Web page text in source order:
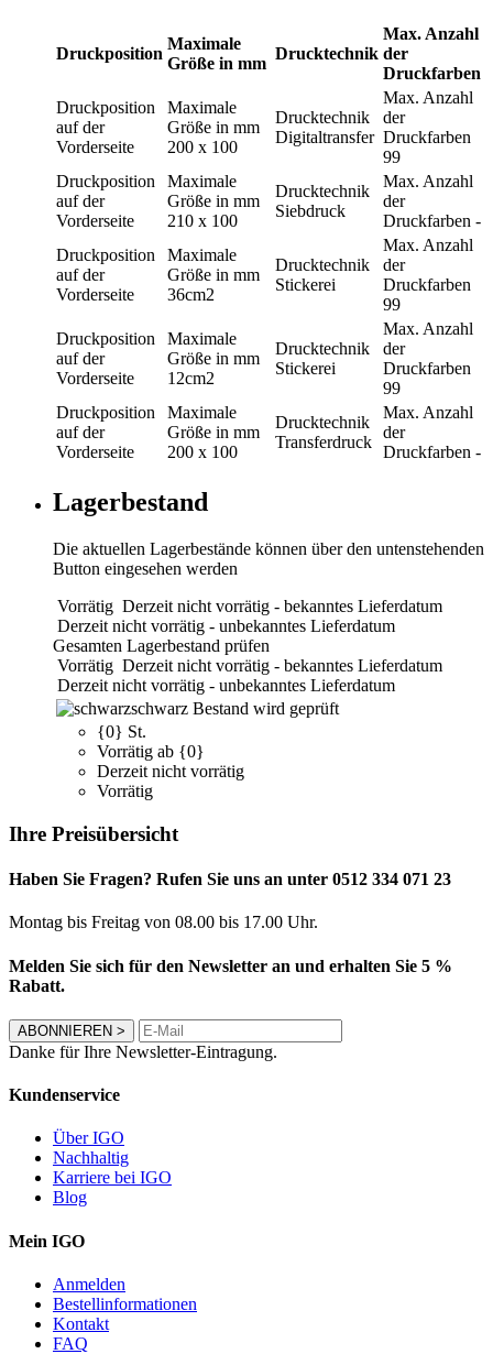
Druckposition
Maximale
Größe in mm
Drucktechnik
Max. Anzahl
der
Druckfarben
Druckposition
auf der
Vorderseite
Maximale
Größe in mm
200 x 100
Drucktechnik
Digitaltransfer
Max. Anzahl
der
Druckfarben
99
Druckposition
auf der
Vorderseite
Maximale
Größe in mm
210 x 100
Drucktechnik
Siebdruck
Max. Anzahl
der
Druckfarben -
Druckposition
auf der
Vorderseite
Maximale
Größe in mm
36cm2
Drucktechnik
Stickerei
Max. Anzahl
der
Druckfarben
99
Druckposition
auf der
Vorderseite
Maximale
Größe in mm
12cm2
Drucktechnik
Stickerei
Max. Anzahl
der
Druckfarben
99
Druckposition
auf der
Vorderseite
Maximale
Größe in mm
200 x 100
Drucktechnik
Transferdruck
Max. Anzahl
der
Druckfarben -
Lagerbestand
Die aktuellen Lagerbestände können über den untenstehenden
Button eingesehen werden
Vorrätig Derzeit nicht vorrätig - bekanntes Lieferdatum
Derzeit nicht vorrätig - unbekanntes Lieferdatum
Gesamten Lagerbestand prüfen
Vorrätig Derzeit nicht vorrätig - bekanntes Lieferdatum
Derzeit nicht vorrätig - unbekanntes Lieferdatum
schwarz Bestand wird geprüft
{0} St.
Vorrätig ab {0}
Derzeit nicht vorrätig
Vorrätig
Ihre Preisübersicht
Haben Sie Fragen? Rufen Sie uns an unter 0512 334 071 23
Montag bis Freitag von 08.00 bis 17.00 Uhr.
Melden Sie sich für den Newsletter an und erhalten Sie 5 %
Rabatt.
ABONNIEREN >
Danke für Ihre Newsletter-Eintragung.
Kundenservice
Über IGO
Nachhaltig
Karriere bei IGO
Blog
Mein IGO
Anmelden
Bestellinformationen
Kontakt
FAQ